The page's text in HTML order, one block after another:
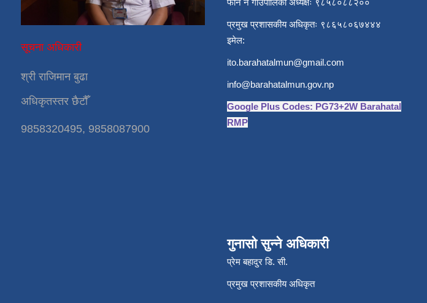
सूचना अधिकारी
श्री राजिमान बुढा
अधिकृतस्तर छैटौँ
9858320495, 9858087900
फोन नं गाउँपालिका अध्यक्षः ९८५८०८८२००
प्रमुख प्रशासकीय अधिकृतः ९८६५८०६७४४४
इमेल:
ito.barahatalmun@gmail.com
info@barahatalmun.gov.np
Google Plus Codes: PG73+2W Barahatal
RMP
गुनासो सुन्ने अधिकारी
प्रेम बहादुर डि. सी.
प्रमुख प्रशासकीय अधिकृत